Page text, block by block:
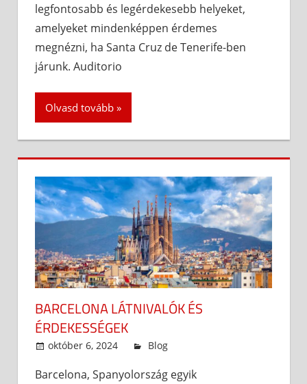
legfontosabb és legérdekesebb helyeket,
amelyeket mindenképpen érdemes
megnézni, ha Santa Cruz de Tenerife-ben
járunk. Auditorio
Olvasd tovább
BARCELONA LÁTNIVALÓK ÉS
ÉRDEKESSÉGEK
október 6, 2024 admin
Blog
Barcelona, Spanyolország egyik